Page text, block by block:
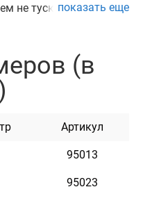
не тускнеют. На них
с помощью заводного
таким
повреждение шерсти
показать еще
(в
Артикул
95013
95023